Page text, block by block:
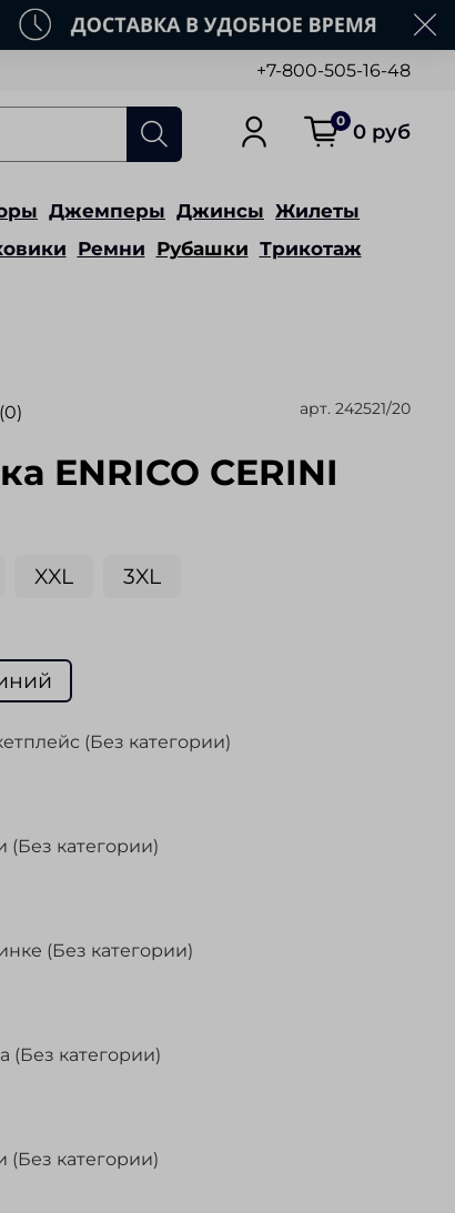
+7-800-505-16-48
0 0 руб
Джемперы Джинсы Жилеты
Ремни Рубашки Трикотаж
(0) арт. 242521/20
ENRICO CERINI
XXL 3XL
(Без категории)
(Без категории)
(Без категории)
(Без категории)
(Без категории)